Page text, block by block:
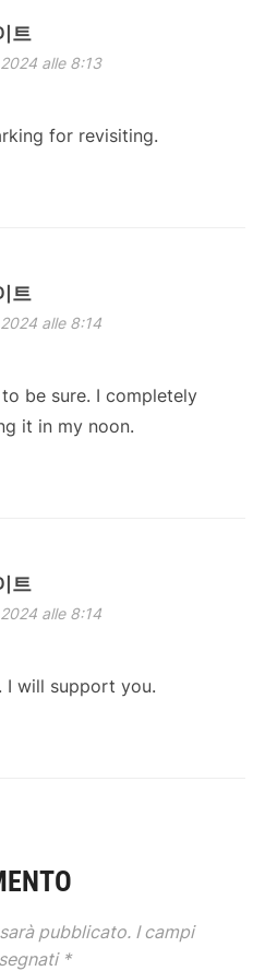
트
alle 8:13
for revisiting.
트
alle 8:14
be sure. I completely
it in my noon.
트
alle 8:14
I will support you.
pubblicato. I campi
*